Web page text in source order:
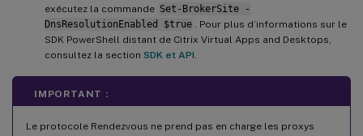
exécutez la commande Set-BrokerSite -
DnsResolutionEnabled $true
. Pour plus d’informations sur le
SDK PowerShell distant de Citrix Virtual Apps and Desktops,
consultez la section SDK et API
IMPORTANT :
Le protocole Rendezvous ne prend pas en charge les proxys